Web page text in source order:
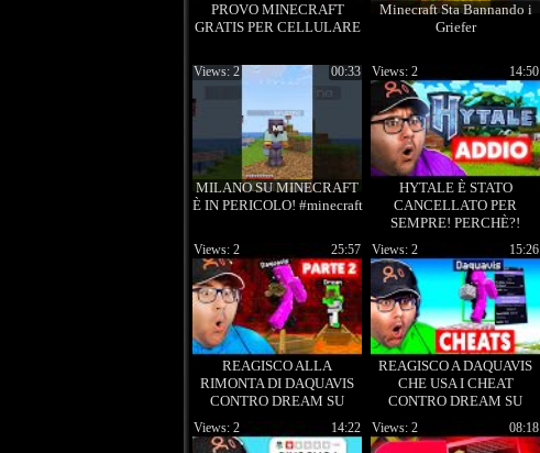
PROVO MINECRAFT
GRATIS PER CELLULARE
Minecraft Sta Bannando i
Griefer
MILANO SU MINECRAFT
È IN PERICOLO! #minecraft
00:33
Views: 2
HYTALE È STATO
CANCELLATO PER
SEMPRE! PERCHÈ?!
14:50
Views: 2
REAGISCO ALLA
RIMONTA DI DAQUAVIS
CONTRO DREAM SU
MINECRAFT! (Parte 2)
25:57
Views: 2
REAGISCO A DAQUAVIS
CHE USA I CHEAT
CONTRO DREAM SU
MINECRAFT!
15:26
Views: 2
14:22
Views: 2 08:18
Views: 2